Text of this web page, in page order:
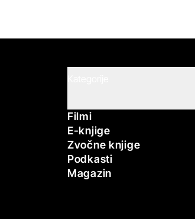
Filmi
E-knjige
Zvočne knjige
Podkasti
Magazin